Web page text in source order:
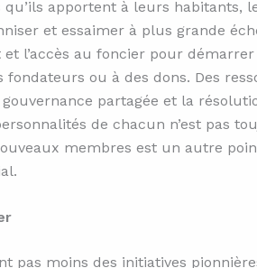
apportent à leurs habitants,
et essaimer à plus grande
l’accès au foncier pour
ou à des dons. Des
partagée et la
de chacun n’est pas
membres est un autre
pas moins des initiatives